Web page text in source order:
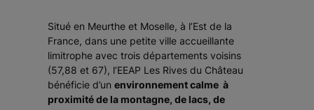
Situé en Meurthe et Moselle, à l’Est de la
France, dans une petite ville accueillante
limitrophe avec trois départements voisins
(57,88 et 67), l’EEAP Les Rives du Château
bénéficie d’un environnement calme à
proximité de la montagne, de lacs, de